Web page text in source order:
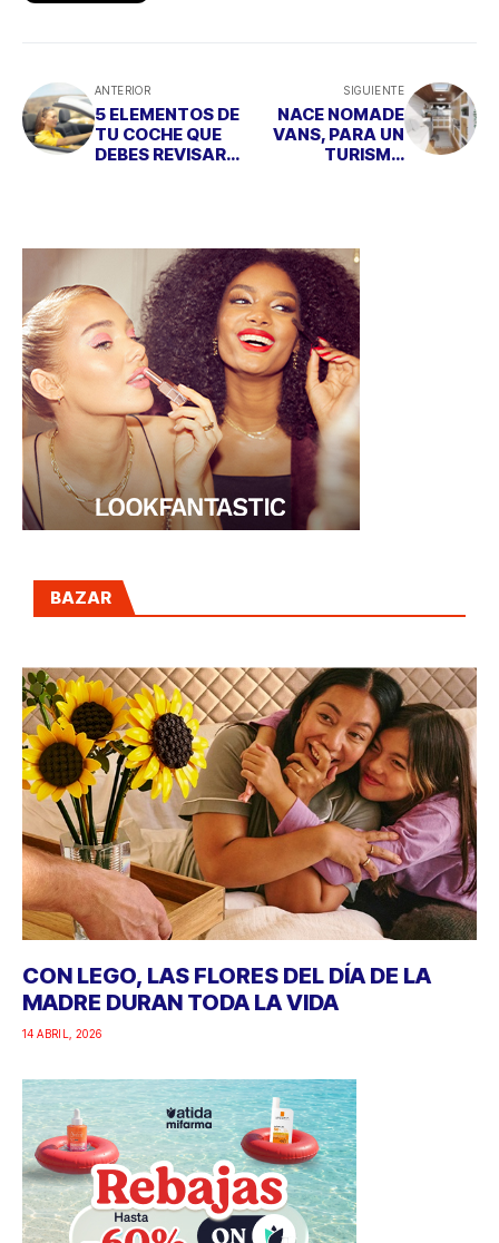
ANTERIOR
5 ELEMENTOS DE
TU COCHE QUE
DEBES REVISAR
SIGUIENTE
NACE NOMADE
VANS, PARA UN
TURISMO
BAZAR
CON LEGO, LAS FLORES DEL DÍA DE LA
MADRE DURAN TODA LA VIDA
14 ABRIL, 2026